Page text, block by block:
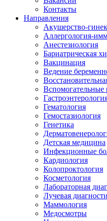
Контакты
Направления
Акушерство-
Аллергология-
Анестезиология
Бариатрическая
Вакцинация
Ведение
Вспомогательные
Гематология
Гемостазиология
Генетика
Детская медицина
Инфекционные
Кардиология
Колопроктология
Косметология
Лабораторная
Лучевая
Маммология
Медосмотры